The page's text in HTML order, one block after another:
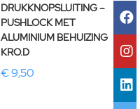
DRUKKNOPSLUITING –
PUSHLOCK MET
ALUMINIUM BEHUIZING
KRO.D
€ 9,50